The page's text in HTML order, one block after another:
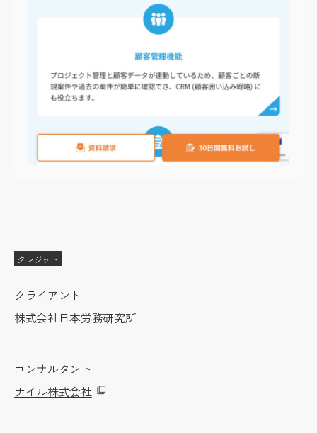
クレジット
クライアント
株式会社日本労務研究所
コンサルタント
ナイル株式会社